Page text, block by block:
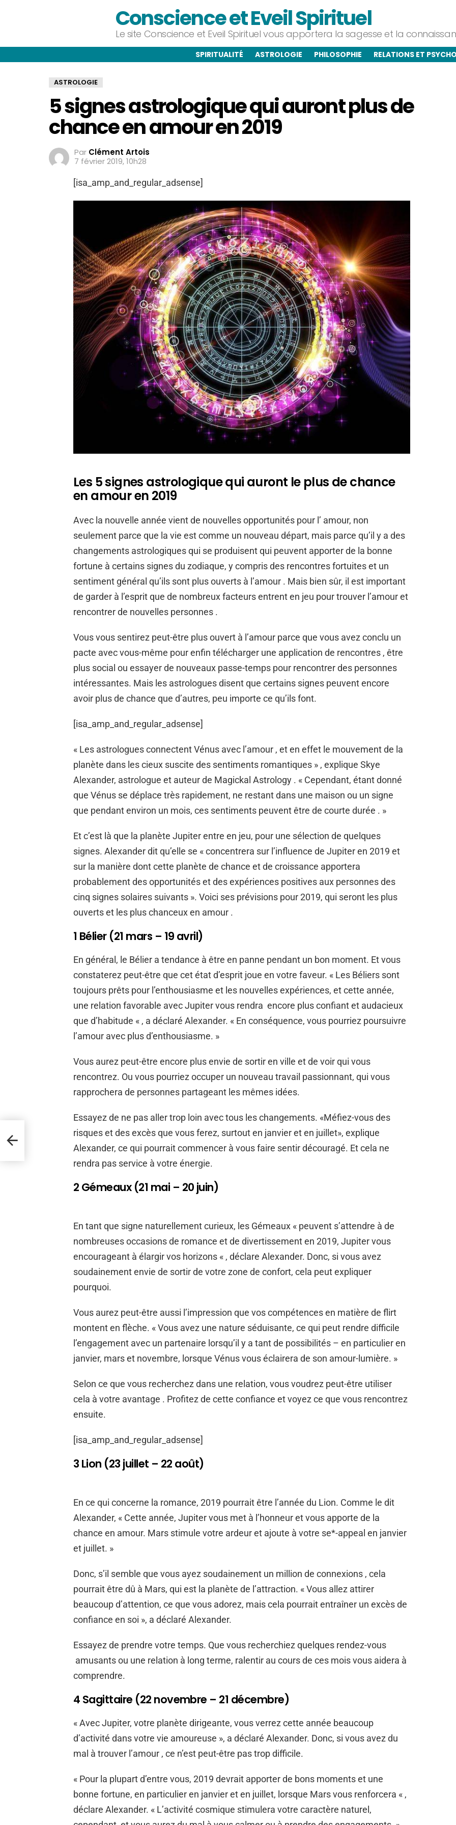
Conscience et Eveil Spirituel
Le site Conscience et Eveil Spirituel vous apportera la sagesse et la
SPIRITUALITÉ ASTROLOGIE PHILOSOPHIE RELATIONS ET
ASTROLOGIE
5 signes astrologique qui auront plus de
chance en amour en 2019
Par Clément Artois
7 février 2019, 10h28
[isa_amp_and_regular_adsense]
Les 5 signes astrologique qui auront le plus de chance
en amour en 2019
Avec la nouvelle année vient de nouvelles opportunités pour l’ amour, non
seulement parce que la vie est comme un nouveau départ, mais parce qu’il y a des
changements astrologiques qui se produisent qui peuvent apporter de la bonne
fortune à certains signes du zodiaque, y compris des rencontres fortuites et un
sentiment général qu’ils sont plus ouverts à l’amour . Mais bien sûr, il est important
de garder à l’esprit que de nombreux facteurs entrent en jeu pour trouver l’amour et
rencontrer de nouvelles personnes .
Vous vous sentirez peut-être plus ouvert à l’amour parce que vous avez conclu un
pacte avec vous-même pour enfin télécharger une application de rencontres , être
plus social ou essayer de nouveaux passe-temps pour rencontrer des personnes
intéressantes. Mais les astrologues disent que certains signes peuvent encore
avoir plus de chance que d’autres, peu importe ce qu’ils font.
[isa_amp_and_regular_adsense]
« Les astrologues connectent Vénus avec l’amour , et en effet le mouvement de la
planète dans les cieux suscite des sentiments romantiques » , explique Skye
Alexander, astrologue et auteur de Magickal Astrology . « Cependant, étant donné
que Vénus se déplace très rapidement, ne restant dans une maison ou un signe
que pendant environ un mois, ces sentiments peuvent être de courte durée . »
Et c’est là que la planète Jupiter entre en jeu, pour une sélection de quelques
signes. Alexander dit qu’elle se « concentrera sur l’influence de Jupiter en 2019 et
sur la manière dont cette planète de chance et de croissance apportera
probablement des opportunités et des expériences positives aux personnes des
cinq signes solaires suivants ». Voici ses prévisions pour 2019, qui seront les plus
ouverts et les plus chanceux en amour .
1 Bélier (21 mars – 19 avril)
En général, le Bélier a tendance à être en panne pendant un bon moment. Et vous
constaterez peut-être que cet état d’esprit joue en votre faveur. « Les Béliers sont
toujours prêts pour l’enthousiasme et les nouvelles expériences, et cette année,
une relation favorable avec Jupiter vous rendra encore plus confiant et audacieux
que d’habitude « , a déclaré Alexander. « En conséquence, vous pourriez poursuivre
l’amour avec plus d’enthousiasme. »
Vous aurez peut-être encore plus envie de sortir en ville et de voir qui vous
rencontrez. Ou vous pourriez occuper un nouveau travail passionnant, qui vous
rapprochera de personnes partageant les mêmes idées.
Essayez de ne pas aller trop loin avec tous les changements. «Méfiez-vous des
risques et des excès que vous ferez, surtout en janvier et en juillet», explique
Alexander, ce qui pourrait commencer à vous faire sentir découragé. Et cela ne
rendra pas service à votre énergie.
2 Gémeaux (21 mai – 20 juin)
En tant que signe naturellement curieux, les Gémeaux « peuvent s’attendre à de
nombreuses occasions de romance et de divertissement en 2019, Jupiter vous
encourageant à élargir vos horizons « , déclare Alexander. Donc, si vous avez
soudainement envie de sortir de votre zone de confort, cela peut expliquer
pourquoi.
Vous aurez peut-être aussi l’impression que vos compétences en matière de flirt
montent en flèche. « Vous avez une nature séduisante, ce qui peut rendre difficile
l’engagement avec un partenaire lorsqu’il y a tant de possibilités – en particulier en
janvier, mars et novembre, lorsque Vénus vous éclairera de son amour-lumière. »
Selon ce que vous recherchez dans une relation, vous voudrez peut-être utiliser
cela à votre avantage . Profitez de cette confiance et voyez ce que vous rencontrez
ensuite.
[isa_amp_and_regular_adsense]
3 Lion (23 juillet – 22 août)
En ce qui concerne la romance, 2019 pourrait être l’année du Lion. Comme le dit
Alexander, « Cette année, Jupiter vous met à l’honneur et vous apporte de la
chance en amour. Mars stimule votre ardeur et ajoute à votre se*-appeal en janvier
et juillet. »
Donc, s’il semble que vous ayez soudainement un million de connexions , cela
pourrait être dû à Mars, qui est la planète de l’attraction. « Vous allez attirer
beaucoup d’attention, ce que vous adorez, mais cela pourrait entraîner un excès de
confiance en soi », a déclaré Alexander.
Essayez de prendre votre temps. Que vous recherchiez quelques rendez-vous
amusants ou une relation à long terme, ralentir au cours de ces mois vous aidera à
comprendre.
4 Sagittaire (22 novembre – 21 décembre)
« Avec Jupiter, votre planète dirigeante, vous verrez cette année beaucoup
d’activité dans votre vie amoureuse », a déclaré Alexander. Donc, si vous avez du
mal à trouver l’amour , ce n’est peut-être pas trop difficile.
« Pour la plupart d’entre vous, 2019 devrait apporter de bons moments et une
bonne fortune, en particulier en janvier et en juillet, lorsque Mars vous renforcera « ,
déclare Alexander. « L’activité cosmique stimulera votre caractère naturel,